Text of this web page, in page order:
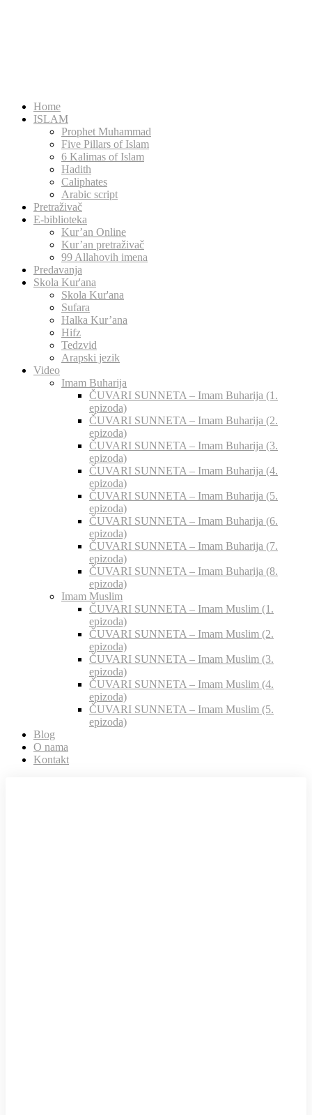
Home
ISLAM
Prophet Muhammad
Five Pillars of Islam
6 Kalimas of Islam
Hadith
Caliphates
Arabic script
Pretraživač
E-biblioteka
Kur’an Online
Kur’an pretraživač
99 Allahovih imena
Predavanja
Skola Kur'ana
Skola Kur'ana
Sufara
Halka Kur’ana
Hifz
Tedzvid
Arapski jezik
Video
Imam Buharija
ČUVARI SUNNETA – Imam Buharija (1.
epizoda)
ČUVARI SUNNETA – Imam Buharija (2.
epizoda)
ČUVARI SUNNETA – Imam Buharija (3.
epizoda)
ČUVARI SUNNETA – Imam Buharija (4.
epizoda)
ČUVARI SUNNETA – Imam Buharija (5.
epizoda)
ČUVARI SUNNETA – Imam Buharija (6.
epizoda)
ČUVARI SUNNETA – Imam Buharija (7.
epizoda)
ČUVARI SUNNETA – Imam Buharija (8.
epizoda)
Imam Muslim
ČUVARI SUNNETA – Imam Muslim (1.
epizoda)
ČUVARI SUNNETA – Imam Muslim (2.
epizoda)
ČUVARI SUNNETA – Imam Muslim (3.
epizoda)
ČUVARI SUNNETA – Imam Muslim (4.
epizoda)
ČUVARI SUNNETA – Imam Muslim (5.
epizoda)
Blog
O nama
Kontakt